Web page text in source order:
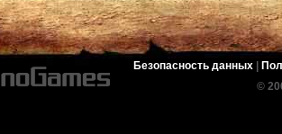
Безопасность данных
©